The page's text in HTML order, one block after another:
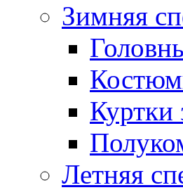
Зимняя
Куртки
Летняя